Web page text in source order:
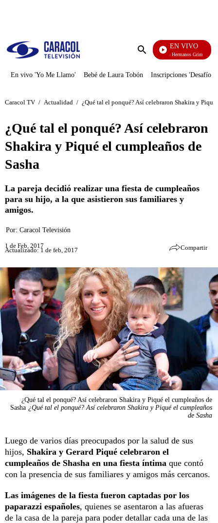
Enviar
EN VIVO
Cuentos De Los Hermanos Grimm
En vivo 'Yo Me Llamo' Bebé de Laura Tobón Inscripciones 'Desafío'
Caracol TV / Actualidad / ¿Qué tal el ponqué? Así celebraron Shakira y Piqué
¿Qué tal el ponqué? Así celebraron
Shakira y Piqué el cumpleaños de
Sasha
La pareja decidió realizar una fiesta de cumpleaños
para su hijo, a la que asistieron sus familiares y
amigos.
Por: Caracol Televisión
1 de Feb, 2017
Actualizado: 1 de feb, 2017 Compartir
¿Qué tal el ponqué? Así celebraron Shakira y Piqué el cumpleaños de
Sasha ¿Qué tal el ponqué? Así celebraron Shakira y Piqué el cumpleaños
de Sasha
Luego de varios días preocupados por la salud de sus
hijos, Shakira y Gerard Piqué celebraron el
cumpleaños de Shasha en una fiesta íntima que contó
con la presencia de sus familiares y amigos más cercanos.
Las imágenes de la fiesta fueron captadas por los
paparazzi españoles, quienes se asentaron a las afueras
de la casa de la pareja para poder detallar cada una de las